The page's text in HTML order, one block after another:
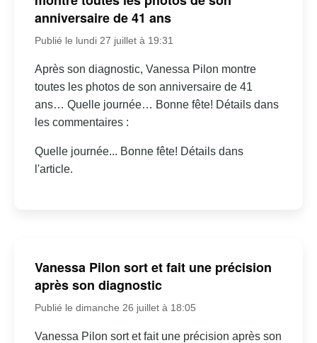
anniversaire de 41 ans
Publié le lundi 27 juillet à 19:31
Après son diagnostic, Vanessa Pilon montre
toutes les photos de son anniversaire de 41
ans… Quelle journée… Bonne fête! Détails dans
les commentaires :
Quelle journée... Bonne fête! Détails dans
l'article.
Vanessa Pilon sort et fait une précision
après son diagnostic
Publié le dimanche 26 juillet à 18:05
Vanessa Pilon sort et fait une précision après son